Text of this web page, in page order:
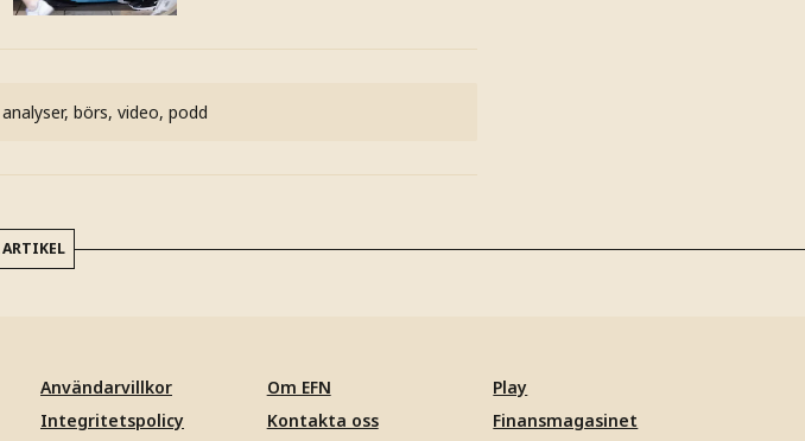
börs, video, podd
Användarvillkor
Integritetspolicy
Om EFN
Kontakta oss
Play
Finansmagasinet